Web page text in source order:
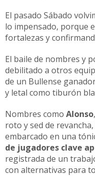
El pasado Sábado
lo impensado, porque
fortalezas y
El baile de nombres y
debilitado a otros
de un Bullense
y letal como tiburón
Nombres como Alonso
roto y sed de
embarcado en una
de jugadores clave
registrada de un
con alternativas para